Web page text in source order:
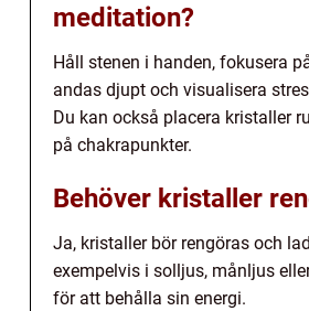
meditation?
Håll stenen i handen, fokusera
andas djupt och visualisera
Du kan också placera kristaller
på chakrapunkter.
Behöver kristaller
Ja, kristaller bör rengöras och
exempelvis i solljus, månljus
för att behålla sin energi.